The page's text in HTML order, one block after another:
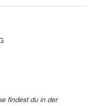
findest du in der